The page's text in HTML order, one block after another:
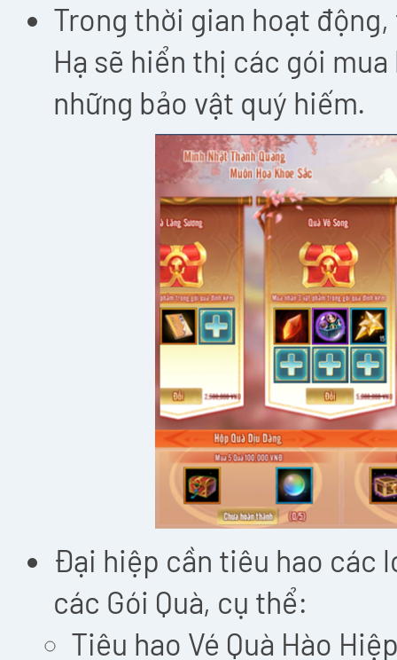
Trong thời gian hoạt
Hạ sẽ hiển thị các gói
những bảo vật quý hiếm.
Đại hiệp cần tiêu hao các
các Gói Quà, cụ thể:
Tiêu hao Vé Quà Hào